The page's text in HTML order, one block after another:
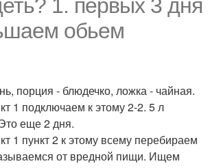
1. первых 3 дня
обьем
порция - блюдечко, ложка - чайная.
1 подключаем к этому 2-2. 5 л
еще 2 дня.
1 пункт 2 к этому всему перебираем
от вредной пищи. Ищем